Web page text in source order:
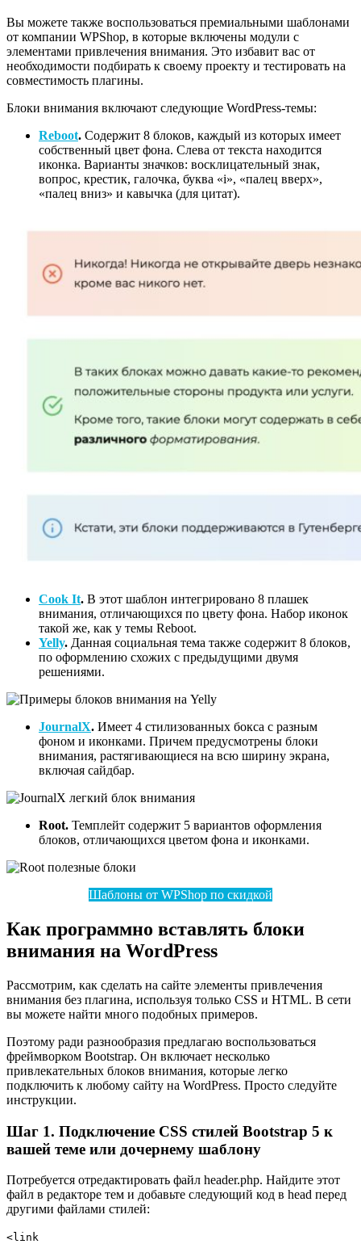
Вы можете также воспользоваться премиальными шаблонами
от компании WPShop, в которые включены модули с
элементами привлечения внимания. Это избавит вас от
необходимости подбирать к своему проекту и тестировать на
совместимость плагины.
Блоки внимания включают следующие WordPress-темы:
Reboot. Содержит 8 блоков, каждый из которых имеет
собственный цвет фона. Слева от текста находится
иконка. Варианты значков: восклицательный знак,
вопрос, крестик, галочка, буква «i», «палец вверх»,
«палец вниз» и кавычка (для цитат).
Cook It. В этот шаблон интегрировано 8 плашек
внимания, отличающихся по цвету фона. Набор иконок
такой же, как у темы Reboot.
Yelly. Данная социальная тема также содержит 8 блоков,
по оформлению схожих с предыдущими двумя
решениями.
JournalX. Имеет 4 стилизованных бокса с разным
фоном и иконками. Причем предусмотрены блоки
внимания, растягивающиеся на всю ширину экрана,
включая сайдбар.
Root. Темплейт содержит 5 вариантов оформления
блоков, отличающихся цветом фона и иконками.
Шаблоны от WPShop по скидкой
Как программно вставлять блоки
внимания на WordPress
Рассмотрим, как сделать на сайте элементы привлечения
внимания без плагина, используя только CSS и HTML. В сети
вы можете найти много подобных примеров.
Поэтому ради разнообразия предлагаю воспользоваться
фреймворком Bootstrap. Он включает несколько
привлекательных блоков внимания, которые легко
подключить к любому сайту на WordPress. Просто следуйте
инструкции.
Шаг 1. Подключение CSS стилей Bootstrap 5 к
вашей теме или дочернему шаблону
Потребуется отредактировать файл header.php. Найдите этот
файл в редакторе тем и добавьте следующий код в head перед
другими файлами стилей:
<link